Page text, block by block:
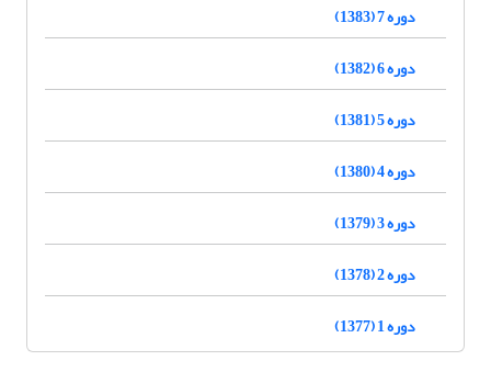
دوره 7 (1383)
دوره 6 (1382)
دوره 5 (1381)
دوره 4 (1380)
دوره 3 (1379)
دوره 2 (1378)
دوره 1 (1377)